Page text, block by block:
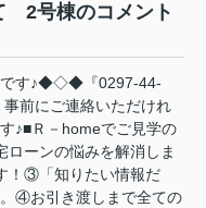
2号棟のコメント
す♪◆◇◆『0297-44-
前にご連絡いただけれ
♪■Ｒ－homeでご見学の
ーンの悩みを解消しま
！③「知りたい情報だ
④お引き渡しまで全ての